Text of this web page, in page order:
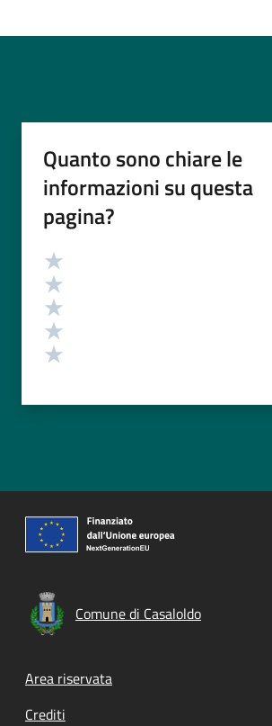
Quanto sono chiare le
informazioni su questa
pagina?
Valutazione
Comune di Casaloldo
Footer menu
Area riservata
Crediti